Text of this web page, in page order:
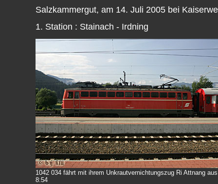
Salzkammergut, am 14. Juli 2005 bei
1. Station : Stainach - Irdning
1042 034 fährt mit ihrem Unkrautvernichtungszug Ri Attnang aus
8:54